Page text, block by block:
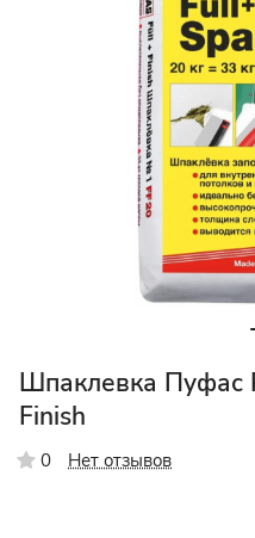
Шпаклевка Пуфас
Finish
0 Нет отзывов